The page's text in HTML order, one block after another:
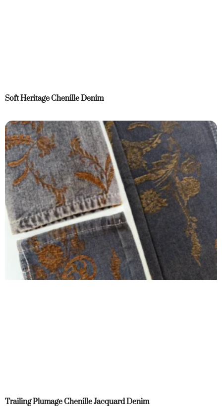
Soft Heritage Chenille Denim
Trailing Plumage Chenille Jacquard Denim